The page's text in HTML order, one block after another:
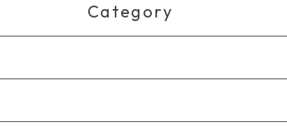
Category